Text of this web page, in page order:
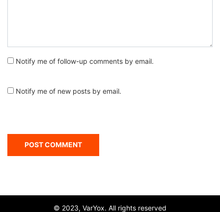
Notify me of follow-up comments by email.
Notify me of new posts by email.
© 2023, VarYox. All rights reserved